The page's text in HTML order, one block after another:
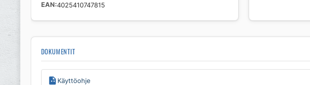
EAN 4025410747815
DOKUMENTIT
Käyttöohje